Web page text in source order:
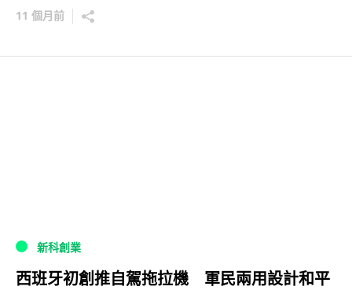
11 個月前
新科創業
西班牙初創推自駕拖拉機 軍民兩用設計和平